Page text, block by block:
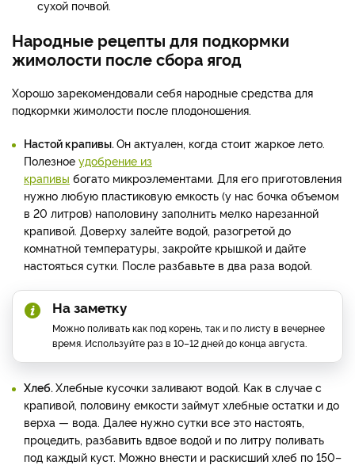
сухой почвой.
Народные рецепты для подкормки
жимолости после сбора ягод
Хорошо зарекомендовали себя народные средства для
подкормки жимолости после плодоношения.
Настой крапивы. Он актуален, когда стоит жаркое лето.
Полезное удобрение из
крапивы богато микроэлементами. Для его приготовления
нужно любую пластиковую емкость (у нас бочка объемом
в 20 литров) наполовину заполнить мелко нарезанной
крапивой. Доверху залейте водой, разогретой до
комнатной температуры, закройте крышкой и дайте
настояться сутки. После разбавьте в два раза водой.
На заметку
Можно поливать как под корень, так и по листу в вечернее
время. Используйте раз в 10–12 дней до конца августа.
Хлеб. Хлебные кусочки заливают водой. Как в случае с
крапивой, половину емкости займут хлебные остатки и до
верха — вода. Далее нужно сутки все это настоять,
процедить, разбавить вдвое водой и по литру поливать
под каждый куст. Можно внести и раскисший хлеб по 150–